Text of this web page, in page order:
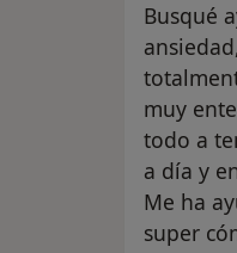
Busqué
muy
todo a
a día y
Me ha
super